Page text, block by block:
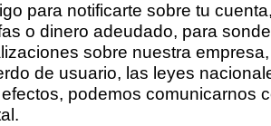
para notificarte sobre tu
o dinero adeudado, para
sobre nuestra
de usuario, las leyes
podemos comunicarnos